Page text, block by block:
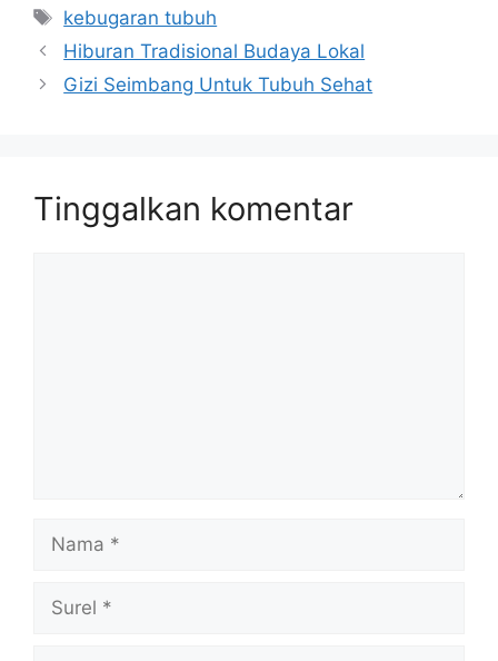
Tag
kebugaran tubuh
Hiburan Tradisional Budaya Lokal
Gizi Seimbang Untuk Tubuh Sehat
Tinggalkan komentar